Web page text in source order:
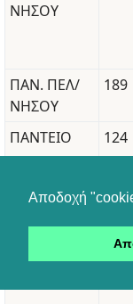
Αποδοχή
ΝΗΣΟΥ
ΠΑΝ. ΠΕΛ/
ΝΗΣΟΥ
189
ΠΑΝΤΕΙΟ 124
ΠΑΝΤΕΙΟ 179
ΠΑΝΤΕΙΟ 153